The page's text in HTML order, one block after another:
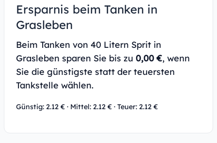
Ersparnis beim Tanken in
Grasleben
Beim Tanken von 40 Litern Sprit in
Grasleben sparen Sie bis zu 0,00 €, wenn
Sie die günstigste statt der teuersten
Tankstelle wählen.
Günstig: 2.12 € · Mittel: 2.12 € · Teuer: 2.12 €